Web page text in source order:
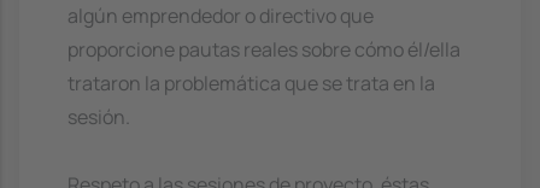
algún emprendedor o directivo que
proporcione pautas reales sobre cómo él/ella
trataron la problemática que se trata en la
sesión.